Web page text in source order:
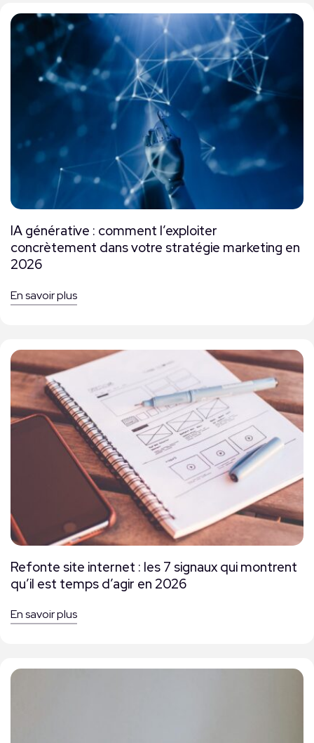
IA générative : comment l’exploiter
concrètement dans votre stratégie marketing en
2026
En savoir plus
Refonte site internet : les 7 signaux qui montrent
qu’il est temps d’agir en 2026
En savoir plus